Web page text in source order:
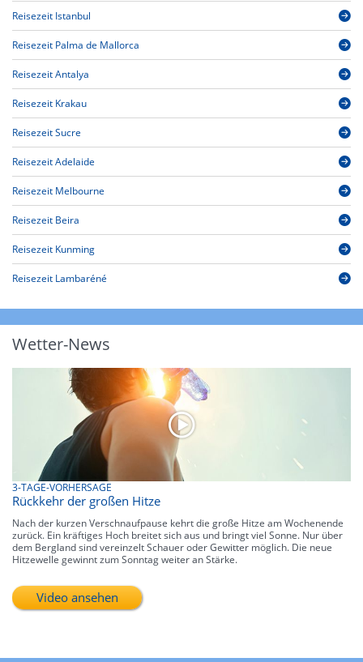
Reisezeit Istanbul
Reisezeit Palma de Mallorca
Reisezeit Antalya
Reisezeit Krakau
Reisezeit Sucre
Reisezeit Adelaide
Reisezeit Melbourne
Reisezeit Beira
Reisezeit Kunming
Reisezeit Lambaréné
Wetter-News
3-TAGE-VORHERSAGE
Rückkehr der großen Hitze
Nach der kurzen Verschnaufpause kehrt die große Hitze am Wochenende
zurück. Ein kräftiges Hoch breitet sich aus und bringt viel Sonne. Nur über
dem Bergland sind vereinzelt Schauer oder Gewitter möglich. Die neue
Hitzewelle gewinnt zum Sonntag weiter an Stärke.
Video ansehen